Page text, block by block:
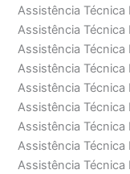
Assistência Técnica
Assistência Técnica
Assistência Técnica
Assistência Técnica
Assistência Técnica
Assistência Técnica
Assistência Técnica
Assistência Técnica
Assistência Técnica